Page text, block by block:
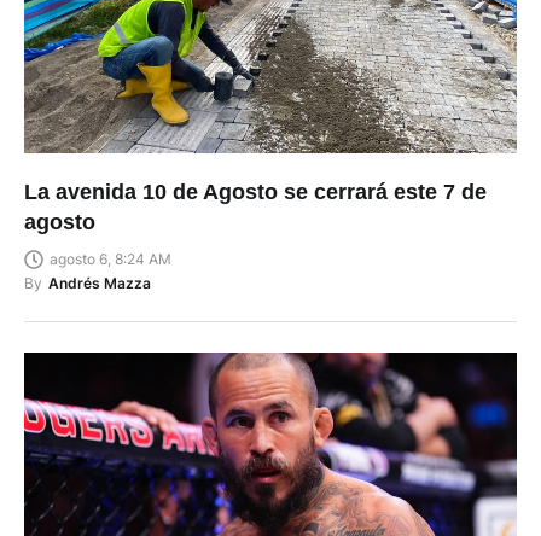
La avenida 10 de Agosto se cerrará este 7 de
agosto
agosto 6, 8:24 AM
By Andrés Mazza